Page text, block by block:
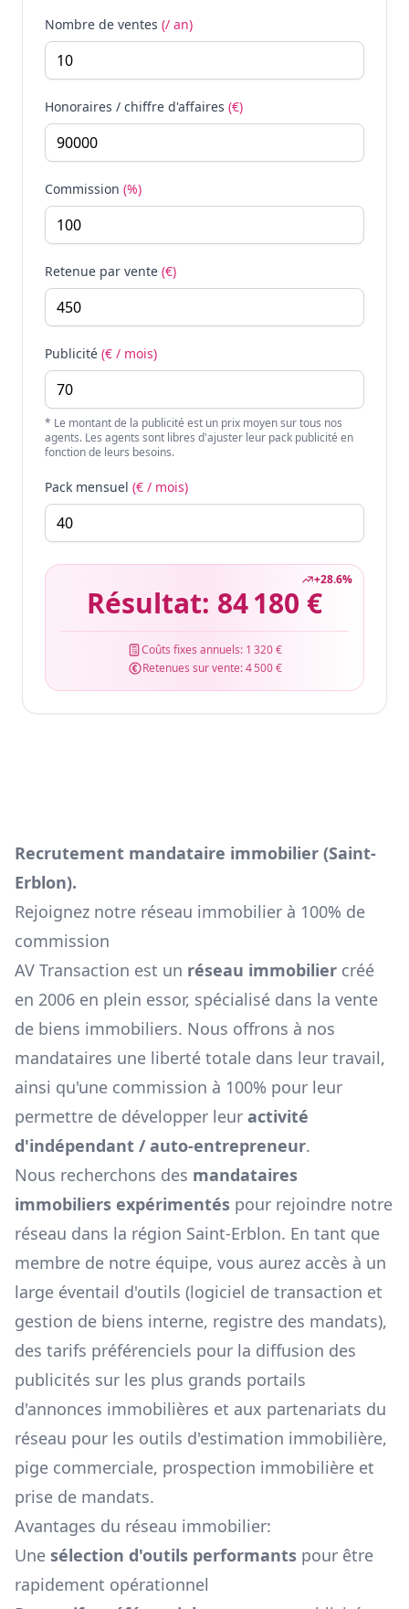
Nombre de ventes (/ an)
Honoraires / chiffre d'affaires (€)
Commission (%)
Retenue par vente (€)
Publicité (€ / mois)
* Le montant de la publicité est un prix moyen sur tous nos
agents. Les agents sont libres d'ajuster leur pack publicité en
fonction de leurs besoins.
Pack mensuel (€ / mois)
+28.6%
Résultat: 84 180 €
Coûts fixes annuels: 1 320 €
Retenues sur vente:4 500 €
Recrutement mandataire immobilier (Saint-
Erblon).
Rejoignez notre réseau immobilier à 100% de
commission
AV Transaction est un réseau immobilier créé
en 2006 en plein essor, spécialisé dans la vente
de biens immobiliers. Nous offrons à nos
mandataires une liberté totale dans leur travail,
ainsi qu'une commission à 100% pour leur
permettre de développer leur activité
d'indépendant / auto-entrepreneur.
Nous recherchons des mandataires
immobiliers expérimentés pour rejoindre notre
réseau dans la région Saint-Erblon. En tant que
membre de notre équipe, vous aurez accès à un
large éventail d'outils (logiciel de transaction et
gestion de biens interne, registre des mandats),
des tarifs préférenciels pour la diffusion des
publicités sur les plus grands portails
d'annonces immobilières et aux partenariats du
réseau pour les outils d'estimation immobilière,
pige commerciale, prospection immobilière et
prise de mandats.
Avantages du réseau immobilier:
Une sélection d'outils performants pour être
rapidement opérationnel